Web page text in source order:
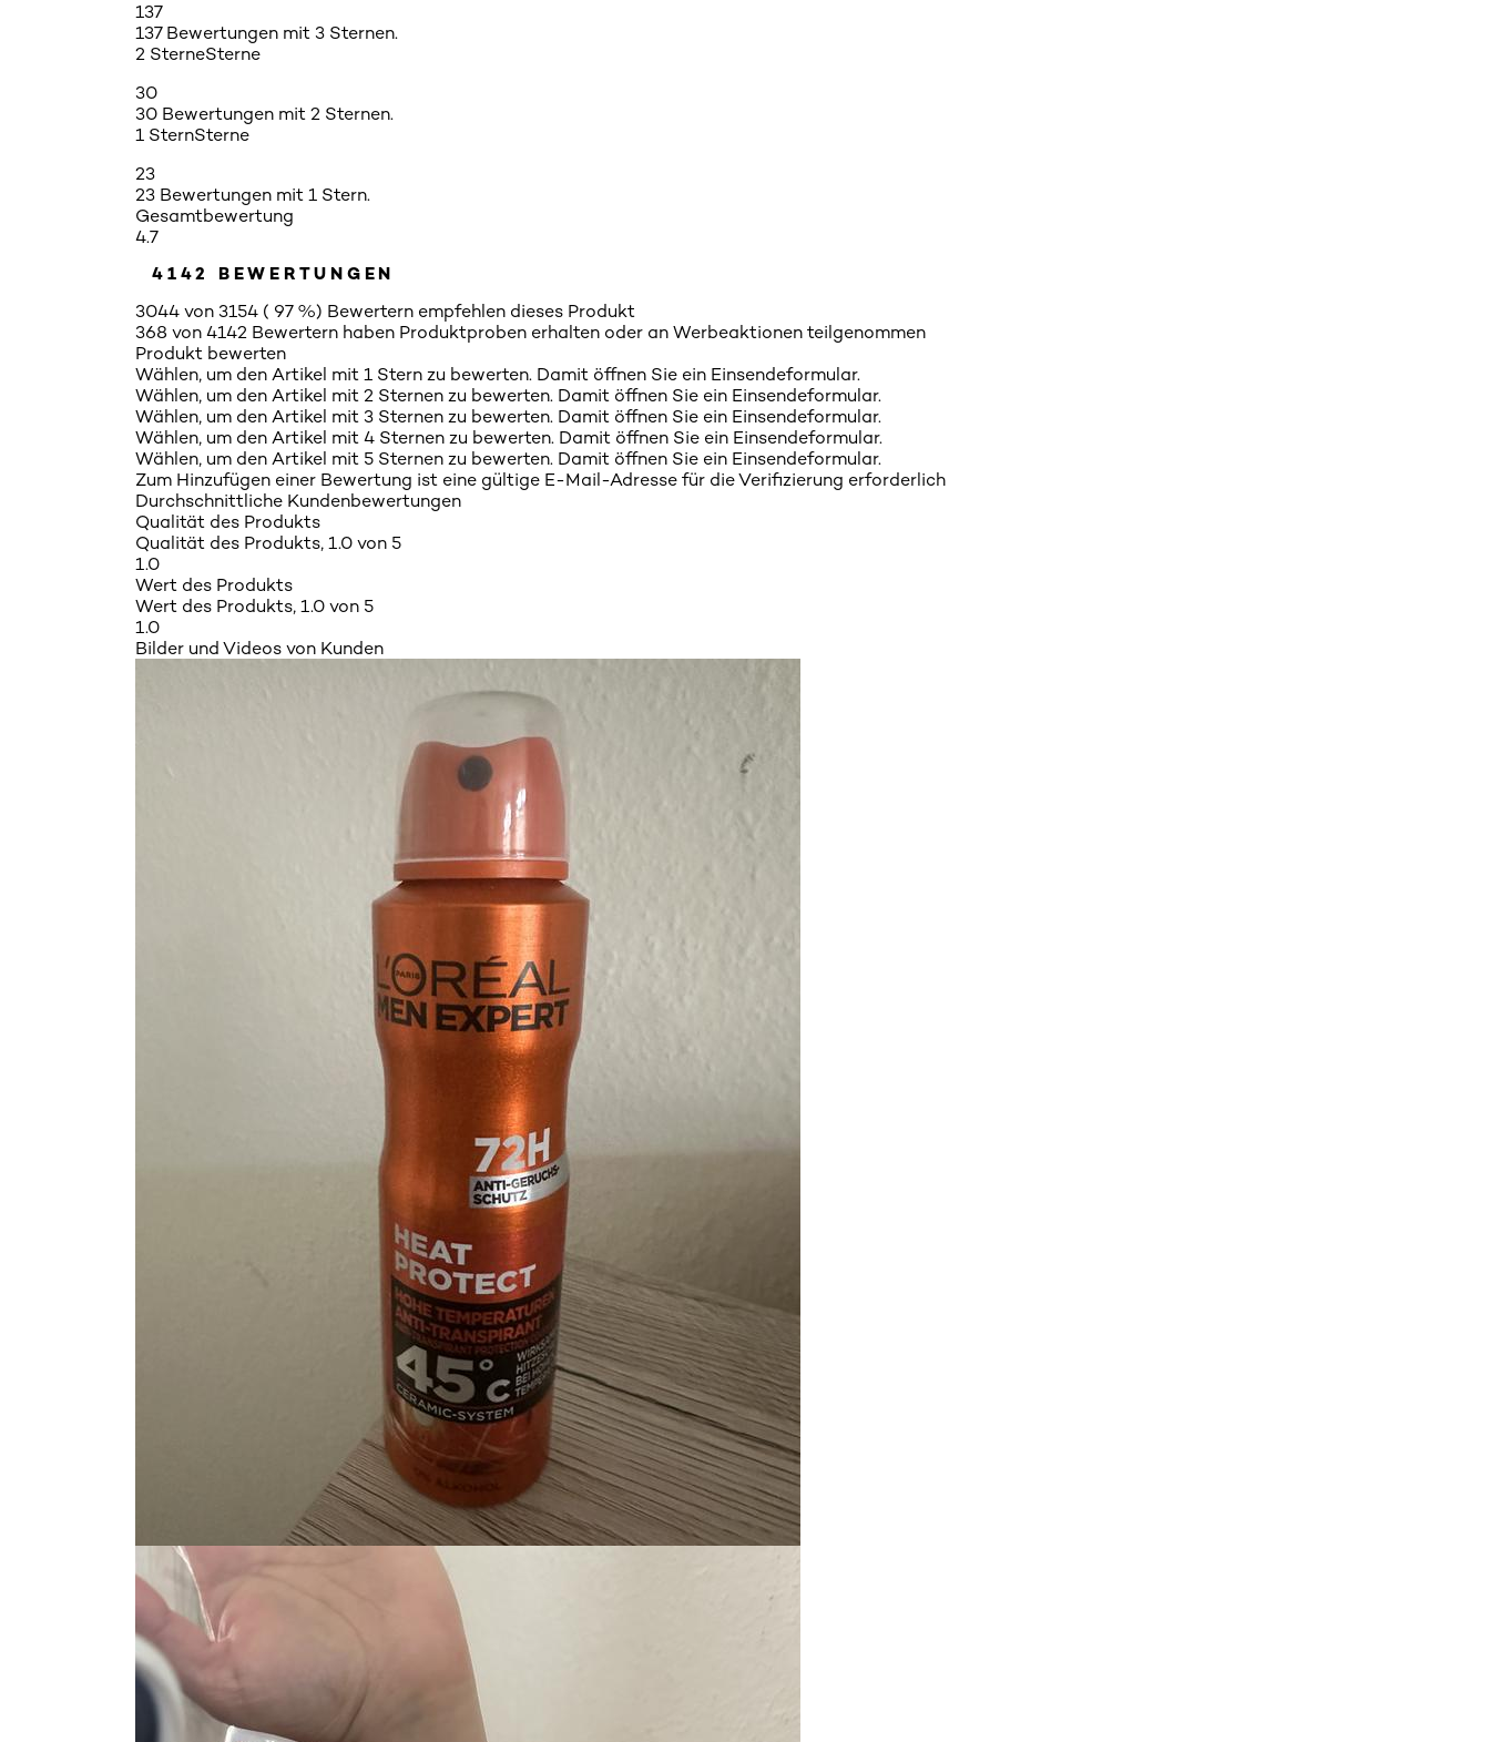
137
137 Bewertungen mit 3 Sternen.
2 SterneSterne
30
30 Bewertungen mit 2 Sternen.
1 SternSterne
23
23 Bewertungen mit 1 Stern.
Gesamtbewertung
4.7
4142 BEWERTUNGEN
3044 von 3154 ( 97 %) Bewertern empfehlen dieses Produkt
368 von 4142 Bewertern haben Produktproben erhalten oder an Werbeaktionen teilgenommen
Produkt bewerten
Wählen, um den Artikel mit 1 Stern zu bewerten. Damit öffnen Sie ein Einsendeformular.
Wählen, um den Artikel mit 2 Sternen zu bewerten. Damit öffnen Sie ein Einsendeformular.
Wählen, um den Artikel mit 3 Sternen zu bewerten. Damit öffnen Sie ein Einsendeformular.
Wählen, um den Artikel mit 4 Sternen zu bewerten. Damit öffnen Sie ein Einsendeformular.
Wählen, um den Artikel mit 5 Sternen zu bewerten. Damit öffnen Sie ein Einsendeformular.
Zum Hinzufügen einer Bewertung ist eine gültige E-Mail-Adresse für die Verifizierung erforderlich
Durchschnittliche Kundenbewertungen
Qualität des Produkts
Qualität des Produkts, 1.0 von 5
1.0
Wert des Produkts
Wert des Produkts, 1.0 von 5
1.0
Bilder und Videos von Kunden